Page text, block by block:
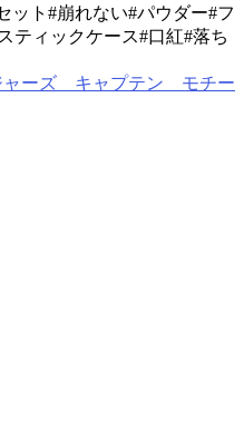
ト#崩れない#パウダー#フ
ティックケース#口紅#落ち
ーズ キャプテン モチー